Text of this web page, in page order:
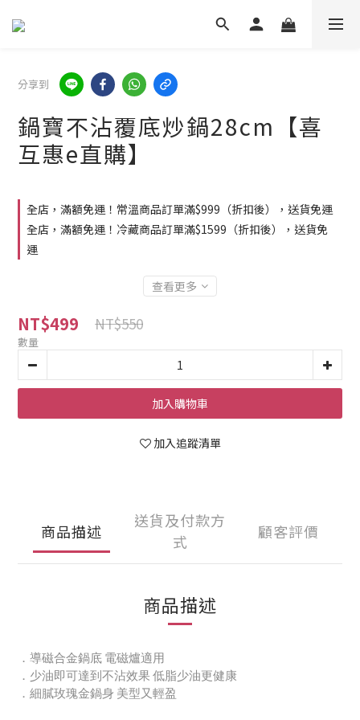
分享到
鍋寶不沾覆底炒鍋28cm【喜
互惠e直購】
全店，滿額免運！常溫商品訂單滿$999（折扣後），送貨免運
全店，滿額免運！冷藏商品訂單滿$1599（折扣後），送貨免
運
查看更多
NT$499 NT$550
數量
加入購物車
加入追蹤清單
商品描述
送貨及付款方
式
顧客評價
商品描述
．導磁合金鍋底 電磁爐適用
． 少油即可達到不沾效果 低脂少油更健康
． 細膩玫瑰金鍋身 美型又輕盈